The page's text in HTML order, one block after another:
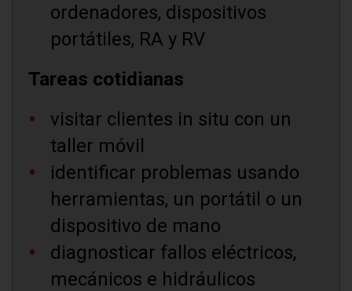
ordenadores, dispositivos
portátiles, RA y RV
Tareas cotidianas
visitar clientes in situ con un
taller móvil
identificar problemas usando
herramientas, un portátil o un
dispositivo de mano
diagnosticar fallos eléctricos,
mecánicos e hidráulicos